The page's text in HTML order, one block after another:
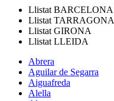
Llistat BARCELONA
Llistat TARRAGONA
Llistat GIRONA
Llistat LLEIDA
Abrera
Aguilar de Segarra
Aiguafreda
Alella